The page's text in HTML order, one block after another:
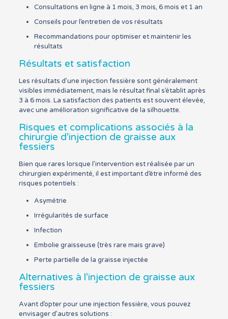
Consultations en ligne à 1 mois, 3 mois, 6 mois et 1 an
Conseils pour l’entretien de vos résultats
Recommandations pour optimiser et maintenir les
résultats
Résultats et satisfaction
Les résultats d’une injection fessière sont généralement
visibles immédiatement, mais le résultat final s’établit après
3 à 6 mois. La satisfaction des patients est souvent élevée,
avec une amélioration significative de la silhouette.
Risques et complications associés à la
chirurgie d’injection de graisse aux
fessiers
Bien que rares lorsque l’intervention est réalisée par un
chirurgien expérimenté, il est important d’être informé des
risques potentiels :
Asymétrie
Irrégularités de surface
Infection
Embolie graisseuse (très rare mais grave)
Perte partielle de la graisse injectée
Alternatives à l’injection de graisse aux
fessiers
Avant d’opter pour une injection fessière, vous pouvez
envisager d’autres solutions :